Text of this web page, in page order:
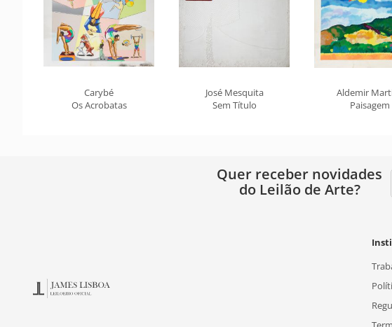
Carybé
Os Acrobatas
José Mesquita
Sem Título
Aldemir
Paisagem
Quer receber novidades
do Leilão de Arte?